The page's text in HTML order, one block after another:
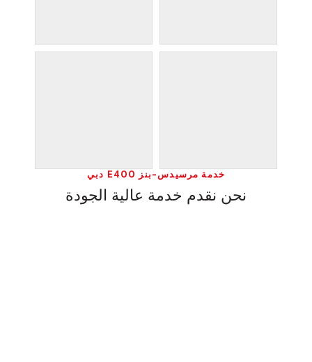
خدمة مرسيدس-بنز E400 دبي
نحن نقدم خدمة عالية الجودة